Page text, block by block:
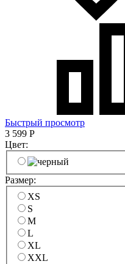
Быстрый просмотр
3 599 Р
Цвет:
Размер:
XS
S
M
L
XL
XXL